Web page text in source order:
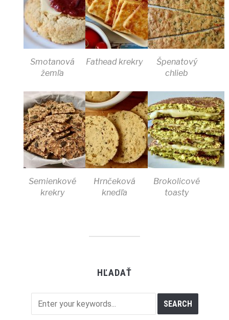
Smotanová
žemľa
Fathead krekry
Špenatový
chlieb
Semienkové
krekry
Hrnčeková
knedľa
Brokolicové
toasty
HĽADAŤ